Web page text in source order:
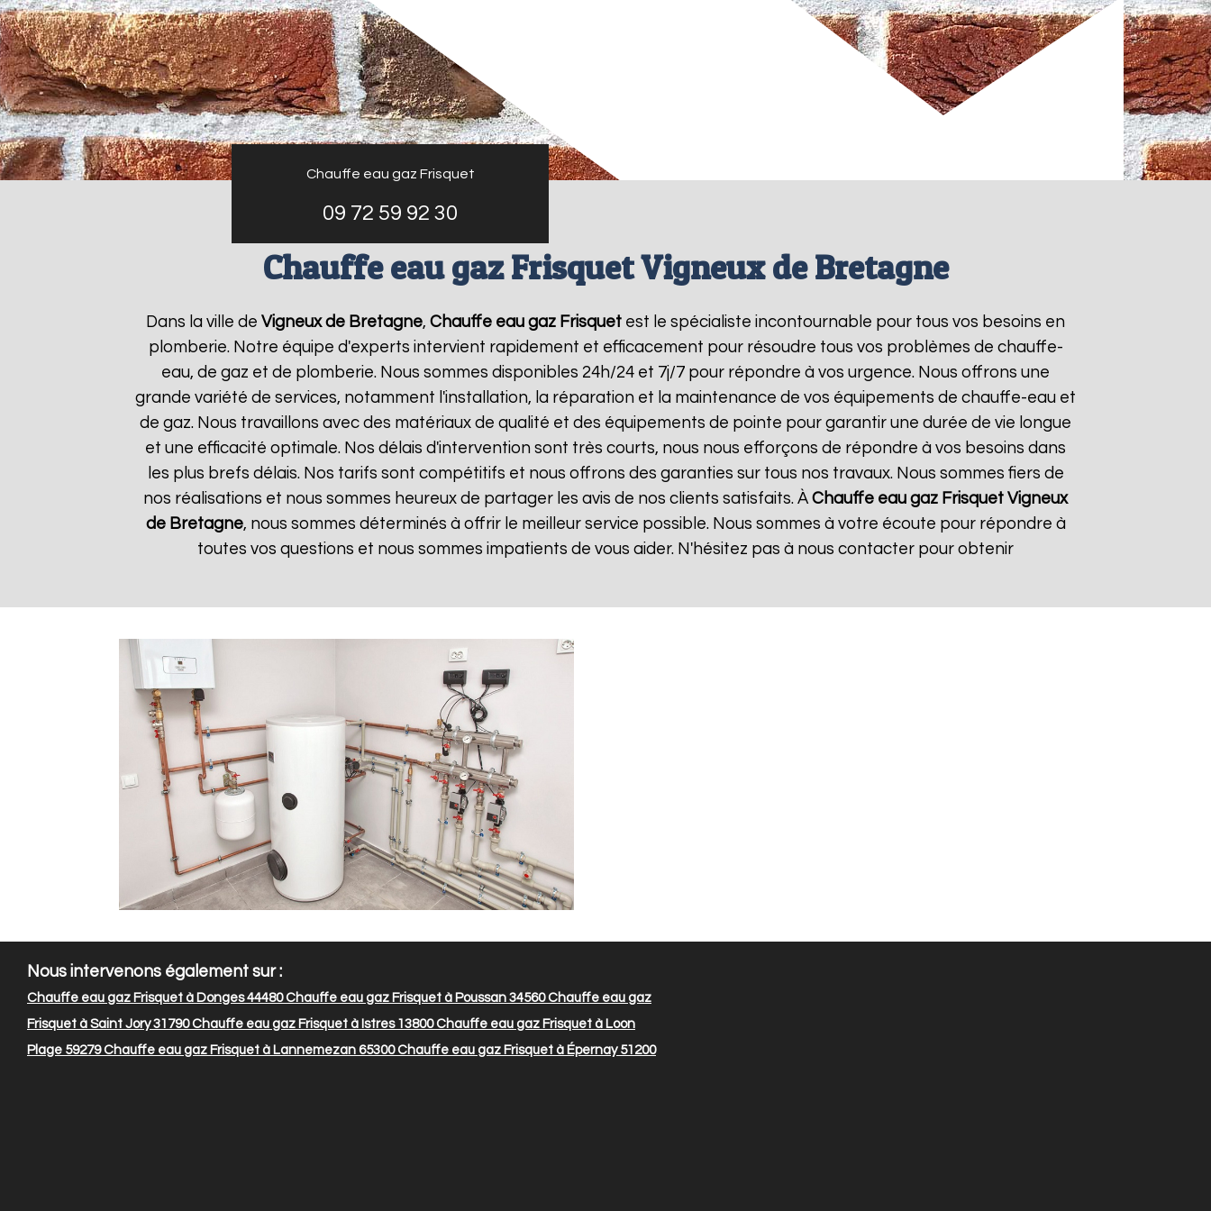
Chauffe eau gaz Frisquet
09 72 59 92 30
Chauffe eau gaz Frisquet Vigneux de Bretagne
Dans la ville de Vigneux de Bretagne, Chauffe eau gaz Frisquet est le spécialiste incontournable pour tous vos besoins en
plomberie. Notre équipe d'experts intervient rapidement et efficacement pour résoudre tous vos problèmes de chauffe-
eau, de gaz et de plomberie. Nous sommes disponibles 24h/24 et 7j/7 pour répondre à vos urgence. Nous offrons une
grande variété de services, notamment l'installation, la réparation et la maintenance de vos équipements de chauffe-eau et
de gaz. Nous travaillons avec des matériaux de qualité et des équipements de pointe pour garantir une durée de vie longue
et une efficacité optimale. Nos délais d'intervention sont très courts, nous nous efforçons de répondre à vos besoins dans
les plus brefs délais. Nos tarifs sont compétitifs et nous offrons des garanties sur tous nos travaux. Nous sommes fiers de
nos réalisations et nous sommes heureux de partager les avis de nos clients satisfaits. ÀChauffe eau gaz Frisquet Vigneux
de Bretagne, nous sommes déterminés à offrir le meilleur service possible. Nous sommes à votre écoute pour répondre à
toutes vos questions et nous sommes impatients de vous aider. N'hésitez pas à nous contacter pour obtenir
Nous intervenons également sur :
Chauffe eau gaz Frisquet à Donges 44480Chauffe eau gaz Frisquet à Poussan 34560Chauffe eau gaz
Frisquet à Saint Jory 31790Chauffe eau gaz Frisquet à Istres 13800Chauffe eau gaz Frisquet à Loon
Plage 59279Chauffe eau gaz Frisquet à Lannemezan 65300Chauffe eau gaz Frisquet à Épernay 51200